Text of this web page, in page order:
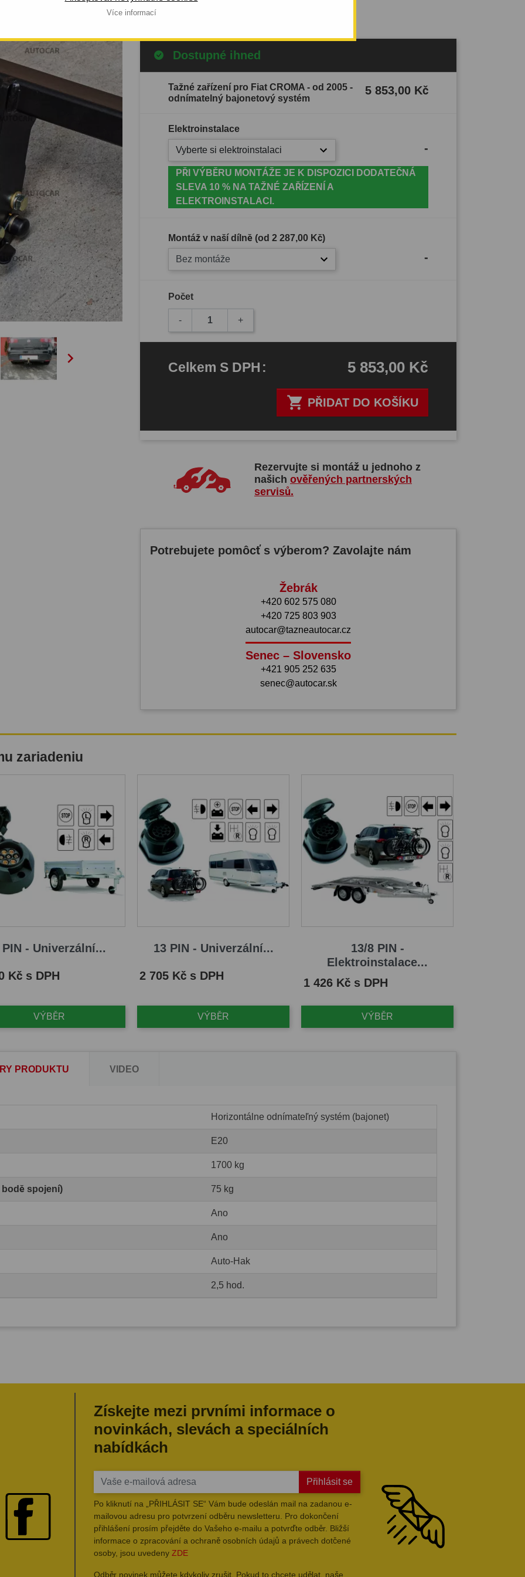
Více informací

Celý popis produktu
Dostupné ihned
Tažné zařízení pro Fiat CROMA - od 2005 -
odnímatelný bajonetový systém
5 853,00 Kč
Elektroinstalace
Vyberte si elektroinstalaci -
PŘI VÝBĚRU MONTÁŽE JE K DISPOZICI DODATEČNÁ
SLEVA 10 % NA TAŽNÉ ZAŘÍZENÍ A
ELEKTROINSTALACI.
Montáž v naší dílně (od 2 287,00 Kč)
Bez montáže -
Počet
- +
 PŘIDAT DO KOŠÍKU
Celkem S DPH: 5 853,00 Kč
Rezervujte si montáž u jednoho z
našich ověřených partnerských
servisů.
Potrebujete pomôcť s výberom? Zavolajte nám
Žebrák
+420 602 575 080
+420 725 803 903
autocar@tazneautocar.cz
Senec – Slovensko
+421 905 252 635
senec@autocar.sk
zariadeniu
PIN - Univerzální...
Kč s DPH
VÝBĚR
13 PIN - Univerzální...
Cena
2 705 Kč s DPH
VÝBĚR
13/8 PIN -
Elektroinstalace...
Cena
1 426 Kč s DPH
VÝBĚR
PRODUKTU VIDEO
Horizontálne odnímateľný systém (bajonet)
E20
1700 kg
spojení) 75 kg
Ano
Ano
Auto-Hak
2,5 hod.
Získejte mezi prvními informace o
novinkách, slevách a speciálních
nabídkách
Přihlásit se
Po kliknutí na „PŘIHLÁSIT SE“ Vám bude odeslán mail na zadanou e-
mailovou adresu pro potvrzení odběru newsletteru. Pro dokončení
přihlášení prosím přejděte do Vašeho e-mailu a potvrďte odběr. Bližší
informace o zpracování a ochraně osobních údajů a právech dotčené
osoby, jsou uvedeny ZDE
Odběr novinek můžete kdykoliv zrušit. Pokud to chcete udělat, naše